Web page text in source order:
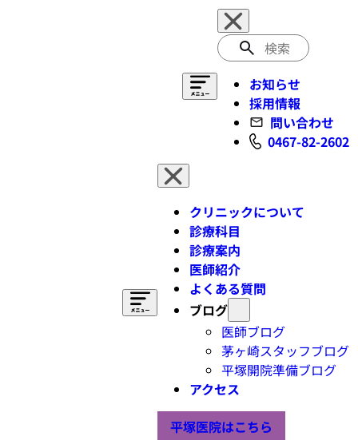
検
索
お知らせ
採用情報
問い合わせ
0467-82-2602
クリニックについて
診療科目
診療案内
医師紹介
よくある質問
ブログ
医師ブログ
茅ヶ崎スタッフブログ
平塚開院準備ブログ
アクセス
平塚医院はこちら